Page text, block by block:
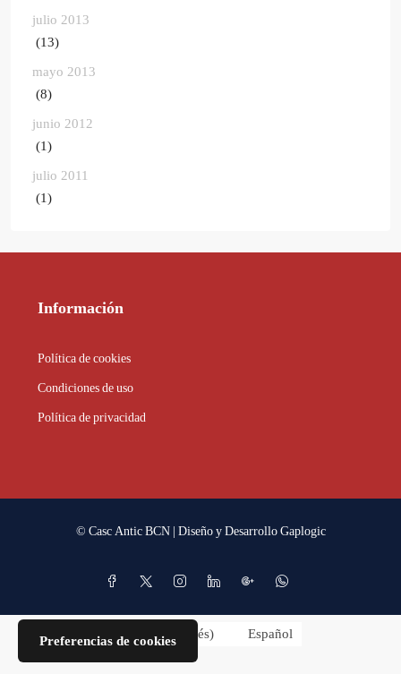
Preferencias de cookies
julio 2013
(13)
mayo 2013
(8)
junio 2012
(1)
julio 2011
(1)
Información
Política de cookies
Condiciones de uso
Política de privacidad
© Casc Antic BCN | Diseño y DesarrolloGaplogic
English Inglés) Español